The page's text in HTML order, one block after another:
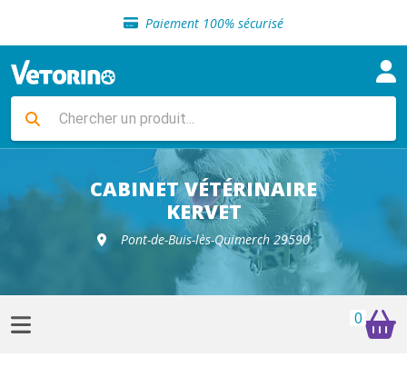
Paiement 100% sécurisé
Livraison gratuite en clinique vétérinaire
Sélection de croquettes vétérinaire
Livraison gratuite en clinique vétérinaire
Retour gratuit en clinique
Sélection de croquettes vétérinaire
CABINET VÉTÉRINAIRE
KERVET
Pont-de-Buis-lès-Quimerch 29590
0